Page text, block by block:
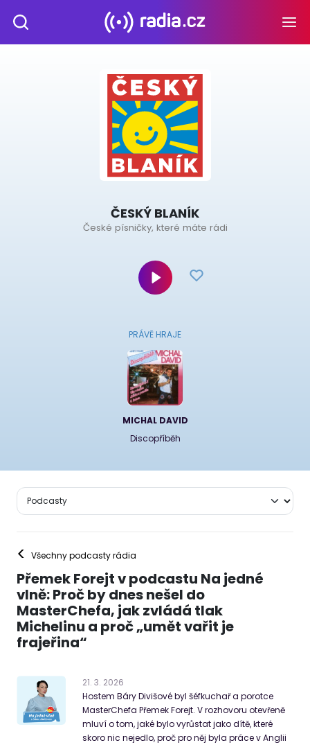
ČESKÝ BLANÍK
České písničky, které máte rádi
PRÁVĚ HRAJE
MICHAL DAVID
Discopříběh
< Všechny podcasty rádia
Přemek Forejt v podcastu Na jedné
vlně: Proč by dnes nešel do
MasterChefa, jak zvládá tlak
Michelinu a proč „umět vařit je
frajeřina“
21. 3. 2026
Hostem Báry Divišové byl šéfkuchař a porotce
MasterChefa Přemek Forejt. V rozhovoru otevřeně
mluví o tom, jaké bylo vyrůstat jako dítě, které
skoro nic nejedlo, proč pro něj byla práce v Anglii